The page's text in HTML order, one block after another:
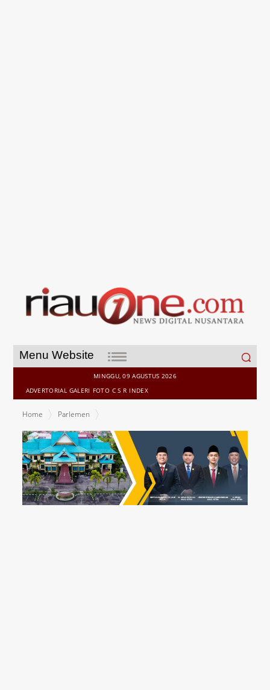
Menu Website
Search
for:
MINGGU, 09 AGUSTUS 2026
ADVERTORIAL GALERI FOTO C S R INDEX
Home
Parlemen
Riau: Dorong UMKM dan Kolaborasi Pisang Ekspor ke Malaysia